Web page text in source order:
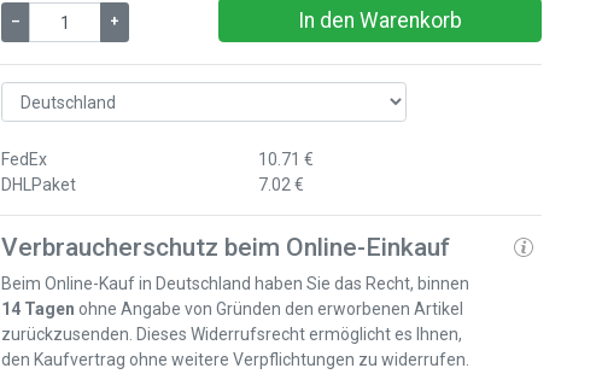
– + In den Warenkorb
FedEx
DHLPaket
10.71 €
7.02 €
Verbraucherschutz beim Online-Einkauf
Beim Online-Kauf in Deutschland haben Sie das Recht, binnen
14 Tagen ohne Angabe von Gründen den erworbenen Artikel
zurückzusenden. Dieses Widerrufsrecht ermöglicht es Ihnen,
den Kaufvertrag ohne weitere Verpflichtungen zu widerrufen.